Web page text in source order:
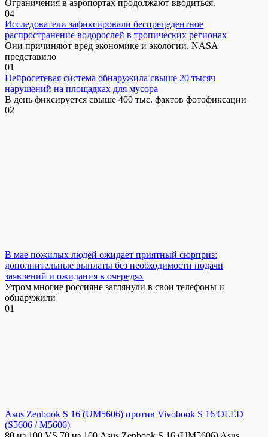
Ограничения в аэропортах продолжают вводиться.
04
Исследователи зафиксировали беспрецедентное
распространение водорослей в тропических регионах
Они причиняют вред экономике и экологии. NASA
представило
01
Нейросетевая система обнаружила свыше 20 тысяч
нарушений на площадках для мусора
В день фиксируется свыше 400 тыс. фактов фотофиксации
02
В мае пожилых людей ожидает приятный сюрприз:
дополнительные выплаты без необходимости подачи
заявлений и ожидания в очередях
Утром многие россияне заглянули в свои телефоны и
обнаружили
01
Asus Zenbook S 16 (UM5606) против Vivobook S 16 OLED
(S5606 / M5606)